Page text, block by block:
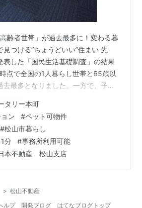
高齢者世帯」が過去最多に！変わる暮
見つける“ちょうどいい”住まい 先
表した「国民生活基礎調査」の結果
点で全国の1人暮らし世帯と65歳以
去最多となりました。一方で、子育
カタチ “ちょうどいい広さ”と“暮ら
内でも希少なワンルームマンション
ご紹介 物件の魅力ポイント 資金計
産価値も魅力 まとめ 増える単身世
タチ 調査によると、全国で1人暮ら
タリー本町
ン #ペット可物件
#松山市暮らし
分 #事務所利用可能
本不動産 松山支店
> 松山不動産
ルプ 開発ブログ はてなブログトップ